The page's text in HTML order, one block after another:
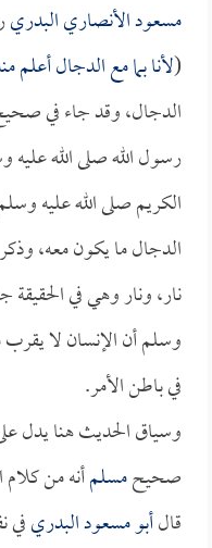
مسعود الأنصاري البدري
(لأنا بما مع الدجال أعلم
الدجال، وقد جاء في
رسول الله صلى الله عليه
الكريم صلى الله عليه
الدجال ما يكون معه،
نار، ونار وهي في
وسلم أن الإنسان لا يقرب
في باطن الأمر.
وسياق الحديث هنا يدل
صحيحمسلمأنه من
قالأبو مسعود البدري